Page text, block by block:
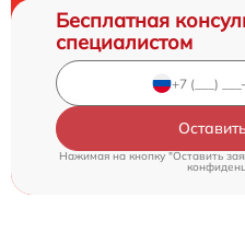
Бесплатная
специалистом
Нажимая на кнопку "Оставить